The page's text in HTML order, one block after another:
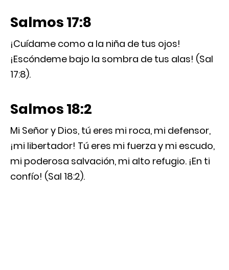
Salmos 17:8
¡Cuídame como a la niña de tus ojos!
¡Escóndeme bajo la sombra de tus alas! (Sal
17:8).
Salmos 18:2
Mi Señor y Dios, tú eres mi roca, mi defensor,
¡mi libertador! Tú eres mi fuerza y mi escudo,
mi poderosa salvación, mi alto refugio. ¡En ti
confío! (Sal 18:2).